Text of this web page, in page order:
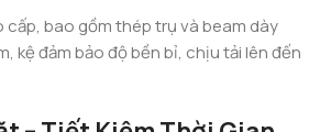
cấp, bao gồm thép trụ và beam dày
kệ đảm bảo độ bền bỉ, chịu tải lên đến